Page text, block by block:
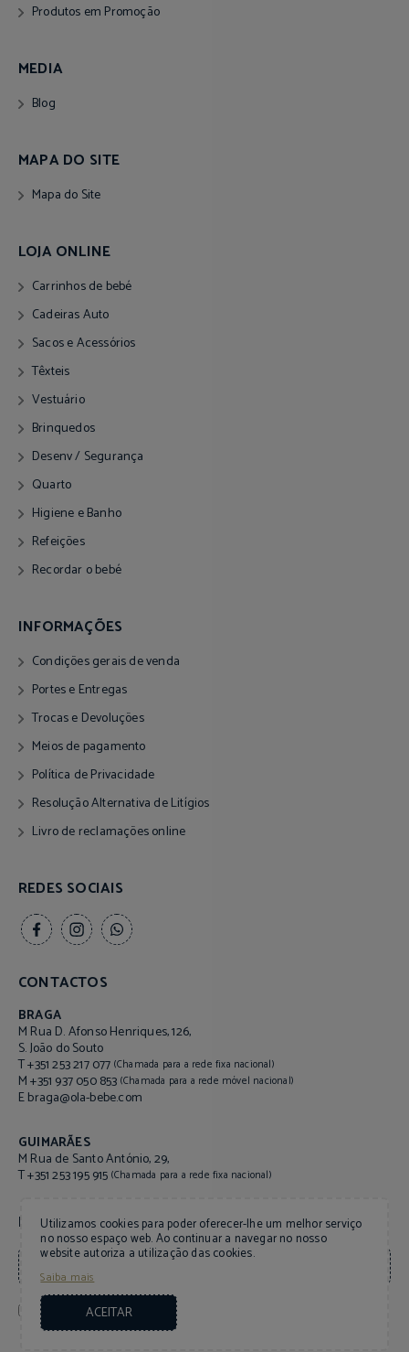
Utilizamos cookies para poder oferecer-lhe um melhor serviço
no nosso espaço web. Ao continuar a navegar no nosso
website autoriza a utilização das cookies.
Saiba mais
ACEITAR
Produtos em Promoção
MEDIA
Blog
MAPA DO SITE
Mapa do Site
LOJA ONLINE
Carrinhos de bebé
Cadeiras Auto
Sacos e Acessórios
Têxteis
Vestuário
Brinquedos
Desenv / Segurança
Quarto
Higiene e Banho
Refeições
Recordar o bebé
INFORMAÇÕES
Condições gerais de venda
Portes e Entregas
Trocas e Devoluções
Meios de pagamento
Política de Privacidade
Resolução Alternativa de Litígios
Livro de reclamações online
REDES SOCIAIS
CONTACTOS
BRAGA
M Rua D. Afonso Henriques, 126,
S. João do Souto
T +351 253 217 077 (Chamada para a rede fixa nacional)
M +351 937 050 853 (Chamada para a rede móvel nacional)
Ebraga@ola-bebe.com
GUIMARÃES
M Rua de Santo António, 29,
T +351 253 195 915 (Chamada para a rede fixa nacional)
NEWSLETTER
Declaro que li e aceito a Política de Privacidade